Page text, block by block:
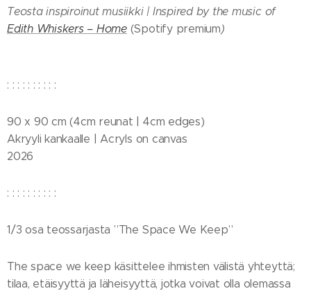
Teosta inspiroinut musiikki | Inspired by the music of
Edith Whiskers– Home (Spotify premium)
: : : : : : : : : :
90 x 90 cm (4cm reunat | 4cm edges)
Akryyli kankaalle | Acryls on canvas
2026
: : : : : : : : : :
1/3 osa teossarjasta ”The Space We Keep”
The space we keep käsittelee ihmisten välistä yhteyttä;
tilaa, etäisyyttä ja läheisyyttä, jotka voivat olla olemassa